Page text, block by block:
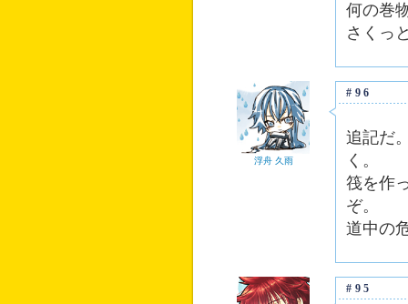
何の巻
さくっ
浮舟 久雨
#96
追記だ
く。
筏を作
ぞ。
道中の
#95